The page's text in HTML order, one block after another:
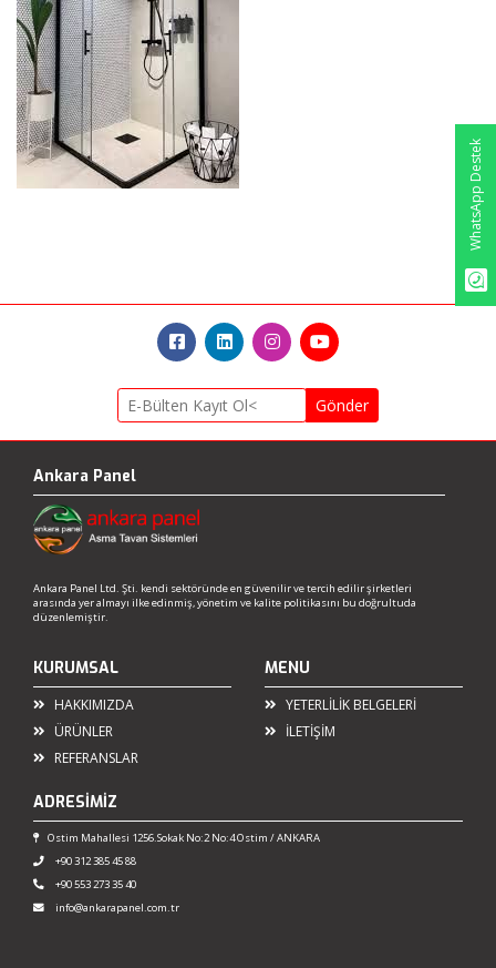
WhatsApp Destek
Gönder
Ankara Panel
Ankara Panel Ltd. Şti. kendi sektöründe en güvenilir ve tercih edilir şirketleri
arasında yer almayı ilke edinmiş, yönetim ve kalite politikasını bu doğrultuda
düzenlemiştir.
KURUMSAL
HAKKIMIZDA
ÜRÜNLER
REFERANSLAR
MENU
YETERLİLİK BELGELERİ
İLETİŞİM
ADRESİMİZ
Ostim Mahallesi 1256.Sokak No:2 No:4 Ostim / ANKARA
+90 312 385 45 88
+90 553 273 35 40
info@ankarapanel.com.tr